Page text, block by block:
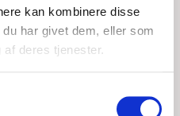
kan kombinere disse
har givet dem, eller som
deres tjenester.